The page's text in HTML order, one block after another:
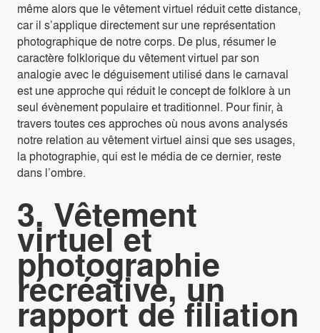
même alors que le vêtement virtuel réduit cette distance,
car il s’applique directement sur une représentation
photographique de notre corps. De plus, résumer le
caractère folklorique du vêtement virtuel par son
analogie avec le déguisement utilisé dans le carnaval
est une approche qui réduit le concept de folklore à un
seul évènement populaire et traditionnel. Pour finir, à
travers toutes ces approches où nous avons analysés
notre relation au vêtement virtuel ainsi que ses usages,
la photographie, qui est le média de ce dernier, reste
dans l’ombre.
3. Vêtement
virtuel et
photographie
récréative, un
rapport de filiation